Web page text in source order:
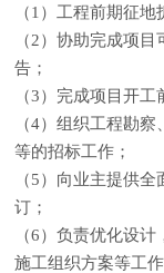
（1）工程前期征
（2）协助完成项
告；
（3）完成项目开
（4）组织工程勘
等的招标工作；
（5）向业主提供
订；
（6）负责优化设
施工组织方案等